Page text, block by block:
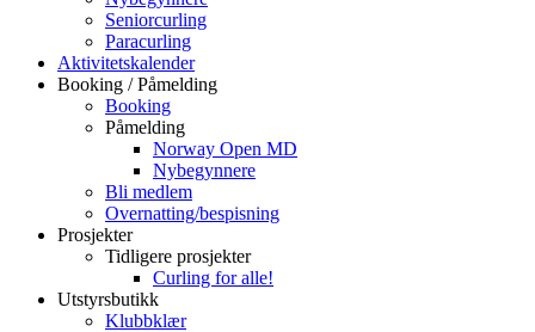
Seniorcurling
Paracurling
Aktivitetskalender
Booking / Påmelding
Booking
Påmelding
Norway Open MD
Nybegynnere
Bli medlem
Overnatting/bespisning
Prosjekter
Tidligere prosjekter
Curling for alle!
Utstyrsbutikk
Klubbklær